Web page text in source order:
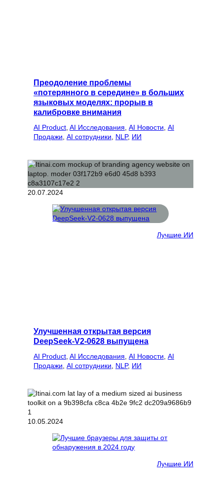
Преодоление проблемы
«потерянного в середине» в больших
языковых моделях: прорыв в
калибровке внимания
AI Product AI Исследования AI Новости AI
Продажи AI сотрудники NLP, ИИ
20.07.2024
Лучшие ИИ
Улучшенная открытая версия
DeepSeek-V2-0628 выпущена
AI Product AI Исследования AI Новости AI
Продажи AI сотрудники NLP, ИИ
10.05.2024
Лучшие ИИ